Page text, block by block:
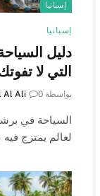
إسبانيا
إسبانيا
دليل
التي لا تفوتك
بواسطة Al Ali 0
السياحة في
لعالم يمتزج